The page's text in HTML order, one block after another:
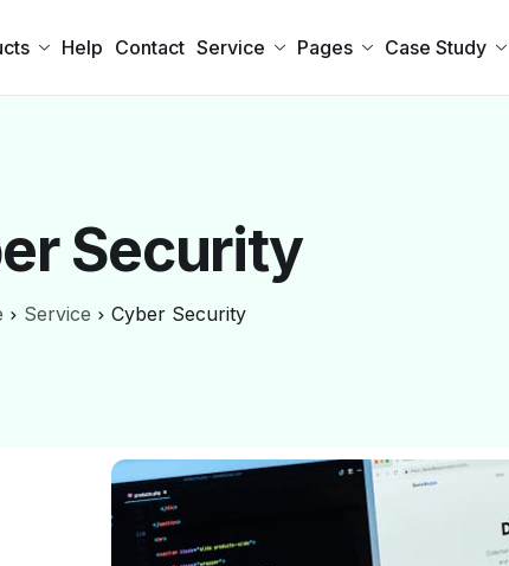
Help Contact Service Pages Case Study
Security
Service Cyber Security